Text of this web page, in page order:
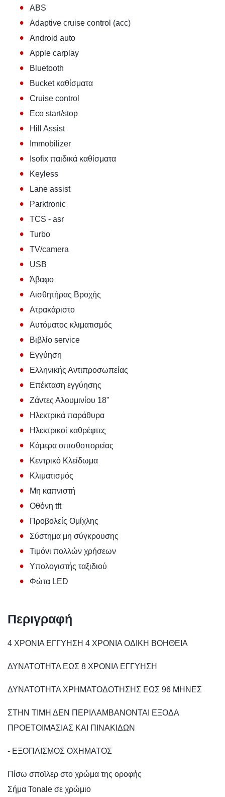
• ABS
• Adaptive cruise control (acc)
• Android auto
• Apple carplay
• Bluetooth
• Bucket καθίσματα
• Cruise control
• Eco start/stop
• Hill Assist
• Immobilizer
• Isofix παιδικά καθίσματα
• Keyless
• Lane assist
• Parktronic
• TCS - asr
• Turbo
• TV/camera
• USB
• Άβαφο
• Αισθητήρας Βροχής
• Ατρακάριστο
• Αυτόματος κλιματισμός
• Βιβλίο service
• Εγγύηση
• Ελληνικής Αντιπροσωπείας
• Επέκταση εγγύησης
• Ζάντες Αλουμινίου 18"
• Ηλεκτρικά παράθυρα
• Ηλεκτρικοί καθρέφτες
• Κάμερα οπισθοπορείας
• Κεντρικό Κλείδωμα
• Κλιματισμός
• Μη καπνιστή
• Οθόνη tft
• Προβολείς Ομίχλης
• Σύστημα μη σύγκρουσης
• Τιμόνι πολλών χρήσεων
• Υπολογιστής ταξιδιού
• Φώτα LED
Περιγραφή
4 ΧΡΟΝΙΑ ΕΓΓΥΗΣΗ 4 ΧΡΟΝΙΑ ΟΔΙΚΗ ΒΟΗΘΕΙΑ
ΔΥΝΑΤΟΤΗΤΑ ΕΩΣ 8 ΧΡΟΝΙΑ ΕΓΓΥΗΣΗ
ΔΥΝΑΤΟΤΗΤΑ ΧΡΗΜΑΤΟΔΟΤΗΣΗΣ ΕΩΣ 96 ΜΗΝΕΣ
ΣΤΗΝ ΤΙΜΗ ΔΕΝ ΠΕΡΙΛΑΜΒΑΝΟΝΤΑΙ ΕΞΟΔΑ
ΠΡΟΕΤΟΙΜΑΣΙΑΣ ΚΑΙ ΠΙΝΑΚΙΔΩΝ
- ΕΞΟΠΛΙΣΜΟΣ ΟΧΗΜΑΤΟΣ
Πίσω σποϊλερ στο χρώμα της οροφής
Σήμα Tonale σε χρώμιο